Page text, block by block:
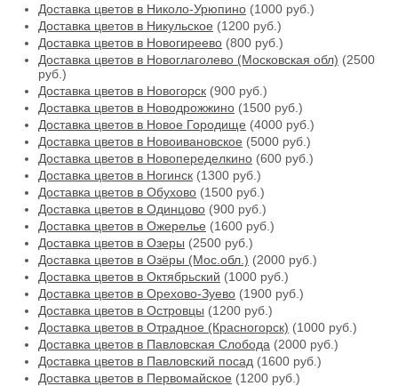
Доставка цветов в Николо-Урюпино (1000 руб.)
Доставка цветов в Никульское (1200 руб.)
Доставка цветов в Новогиреево (800 руб.)
Доставка цветов в Новоглаголево (Московская обл) (2500
руб.)
Доставка цветов в Новогорск (900 руб.)
Доставка цветов в Новодрожжино (1500 руб.)
Доставка цветов в Новое Городище (4000 руб.)
Доставка цветов в Новоивановское (5000 руб.)
Доставка цветов в Новопеределкино (600 руб.)
Доставка цветов в Ногинск (1300 руб.)
Доставка цветов в Обухово (1500 руб.)
Доставка цветов в Одинцово (900 руб.)
Доставка цветов в Ожерелье (1600 руб.)
Доставка цветов в Озеры (2500 руб.)
Доставка цветов в Озёры (Мос.обл.) (2000 руб.)
Доставка цветов в Октябрьский (1000 руб.)
Доставка цветов в Орехово-Зуево (1900 руб.)
Доставка цветов в Островцы (1200 руб.)
Доставка цветов в Отрадное (Красногорск) (1000 руб.)
Доставка цветов в Павловская Слобода (2000 руб.)
Доставка цветов в Павловский посад (1600 руб.)
Доставка цветов в Первомайское (1200 руб.)